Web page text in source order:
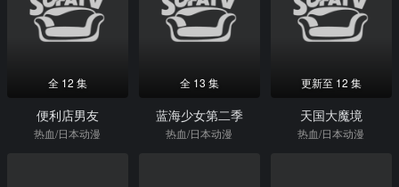
全 12 集
便利店男友
热血/日本动漫
全 13 集
蓝海少女第二季
热血/日本动漫
更新至 12 集
天国大魔境
热血/日本动漫